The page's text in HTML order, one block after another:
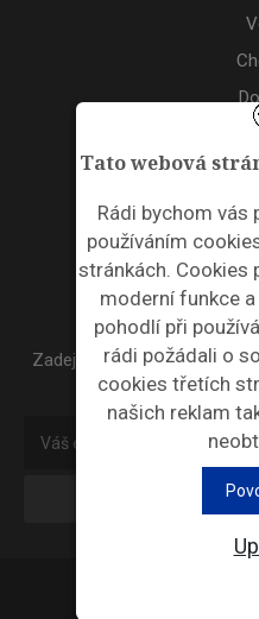
Tato webová
Rádi bychom vás
používáním
stránkách. Cookies
moderní funkce
pohodlí při
rádi požádali o
cookies třetích
našich reklam
Zadejte váš email a my
informace,